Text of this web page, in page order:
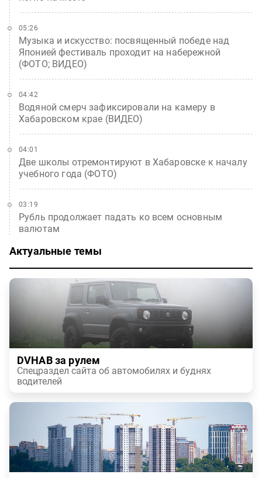
Музыка и искусство: посвященный победе над
Японией фестиваль проходит на набережной
(ФОТО; ВИДЕО)
05:26
Водяной смерч зафиксировали на камеру в
Хабаровском крае (ВИДЕО)
04:42
Две школы отремонтируют в Хабаровске к началу
учебного года (ФОТО)
04:01
Рубль продолжает падать ко всем основным
валютам
03:19
Актуальные темы
DVHAB за рулем
Спецраздел сайта об автомобилях и буднях
водителей